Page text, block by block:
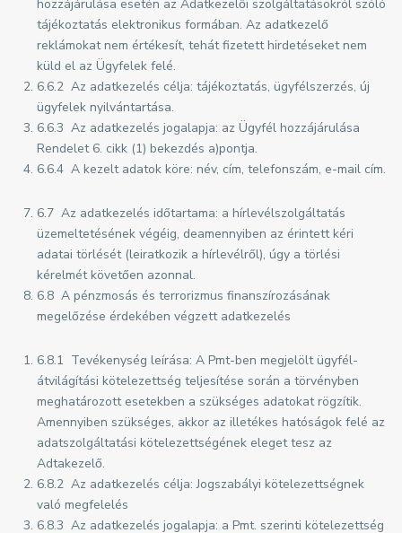
hozzájárulása esetén az Adatkezelői szolgáltatásokról szóló
tájékoztatás elektronikus formában. Az adatkezelő
reklámokat nem értékesít, tehát fizetett hirdetéseket nem
küld el az Ügyfelek felé.
6.6.2 Az adatkezelés célja: tájékoztatás, ügyfélszerzés, új
ügyfelek nyilvántartása.
6.6.3 Az adatkezelés jogalapja: az Ügyfél hozzájárulása
Rendelet 6. cikk (1) bekezdés a)pontja.
6.6.4 A kezelt adatok köre: név, cím, telefonszám, e-mail cím.
6.7 Az adatkezelés időtartama: a hírlevélszolgáltatás
üzemeltetésének végéig, deamennyiben az érintett kéri
adatai törlését (leiratkozik a hírlevélről), úgy a törlési
kérelmét követően azonnal.
6.8 A pénzmosás és terrorizmus finanszírozásának
megelőzése érdekében végzett adatkezelés
6.8.1 Tevékenység leírása: A Pmt-ben megjelölt ügyfél-
átvilágítási kötelezettség teljesítése során a törvényben
meghatározott esetekben a szükséges adatokat rögzítik.
Amennyiben szükséges, akkor az illetékes hatóságok felé az
adatszolgáltatási kötelezettségének eleget tesz az
Adtakezelő.
6.8.2 Az adatkezelés célja: Jogszabályi kötelezettségnek
való megfelelés
6.8.3 Az adatkezelés jogalapja: a Pmt. szerinti kötelezettség